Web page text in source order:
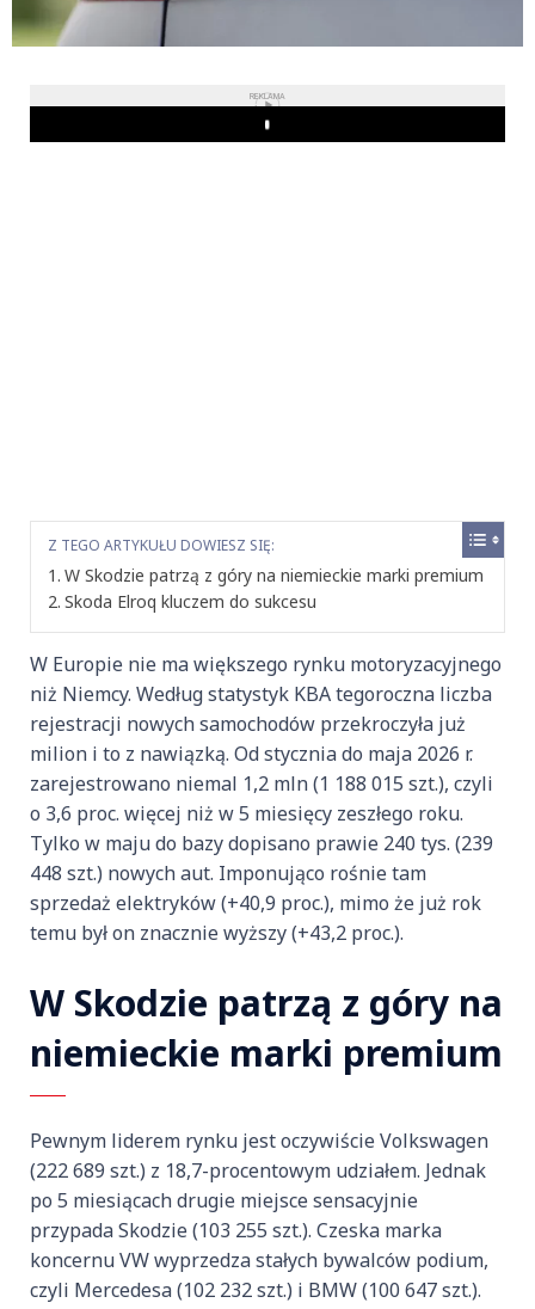
REKLAMA
Play
Z TEGO ARTYKUŁU DOWIESZ SIĘ:
W Skodzie patrzą z góry na niemieckie marki premium
Skoda Elroq kluczem do sukcesu
W Europie nie ma większego rynku motoryzacyjnego
niż Niemcy. Według statystyk KBA tegoroczna liczba
rejestracji nowych samochodów przekroczyła już
milion i to z nawiązką. Od stycznia do maja 2026 r.
zarejestrowano niemal 1,2 mln (1 188 015 szt.), czyli
o 3,6 proc. więcej niż w 5 miesięcy zeszłego roku.
Tylko w maju do bazy dopisano prawie 240 tys. (239
448 szt.) nowych aut. Imponująco rośnie tam
sprzedaż elektryków (+40,9 proc.), mimo że już rok
temu był on znacznie wyższy (+43,2 proc.).
W Skodzie patrzą z góry na
niemieckie marki premium
Pewnym liderem rynku jest oczywiście Volkswagen
(222 689 szt.) z 18,7-procentowym udziałem. Jednak
po 5 miesiącach drugie miejsce sensacyjnie
przypada Skodzie (103 255 szt.). Czeska marka
koncernu VW wyprzedza stałych bywalców podium,
czyli Mercedesa (102 232 szt.) i BMW (100 647 szt.).